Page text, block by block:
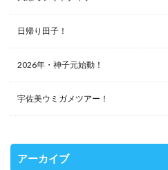
日帰り田子！
2026年・神子元始動！
宇佐美ウミガメツアー！
アーカイブ